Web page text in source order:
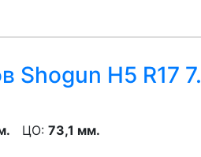
Shogun H5 R17
ЦО: 73,1 мм.